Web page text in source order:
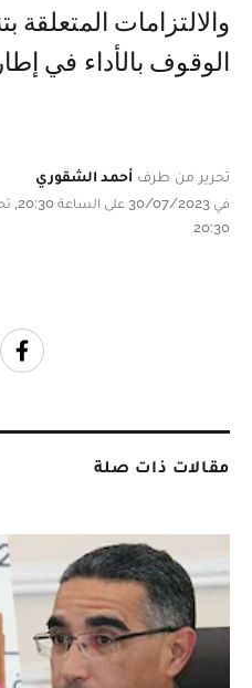
والالتزامات المتعلقة
الوقوف بالأداء في
تحرير من طرف أحمد الشقوري
20:30
مقالات ذات صلة